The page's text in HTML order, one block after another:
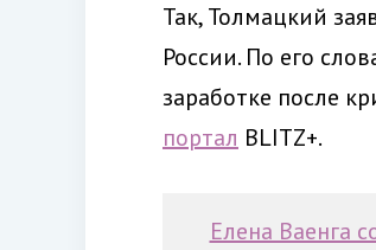
Так, Толмацкий
России. По его
заработке после
портал BLITZ+.
Елена Ваенга